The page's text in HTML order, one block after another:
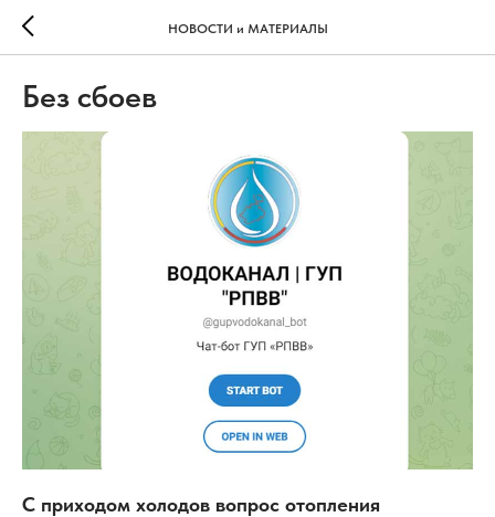
НОВОСТИ и МАТЕРИАЛЫ
Без сбоев
С приходом холодов вопрос отопления